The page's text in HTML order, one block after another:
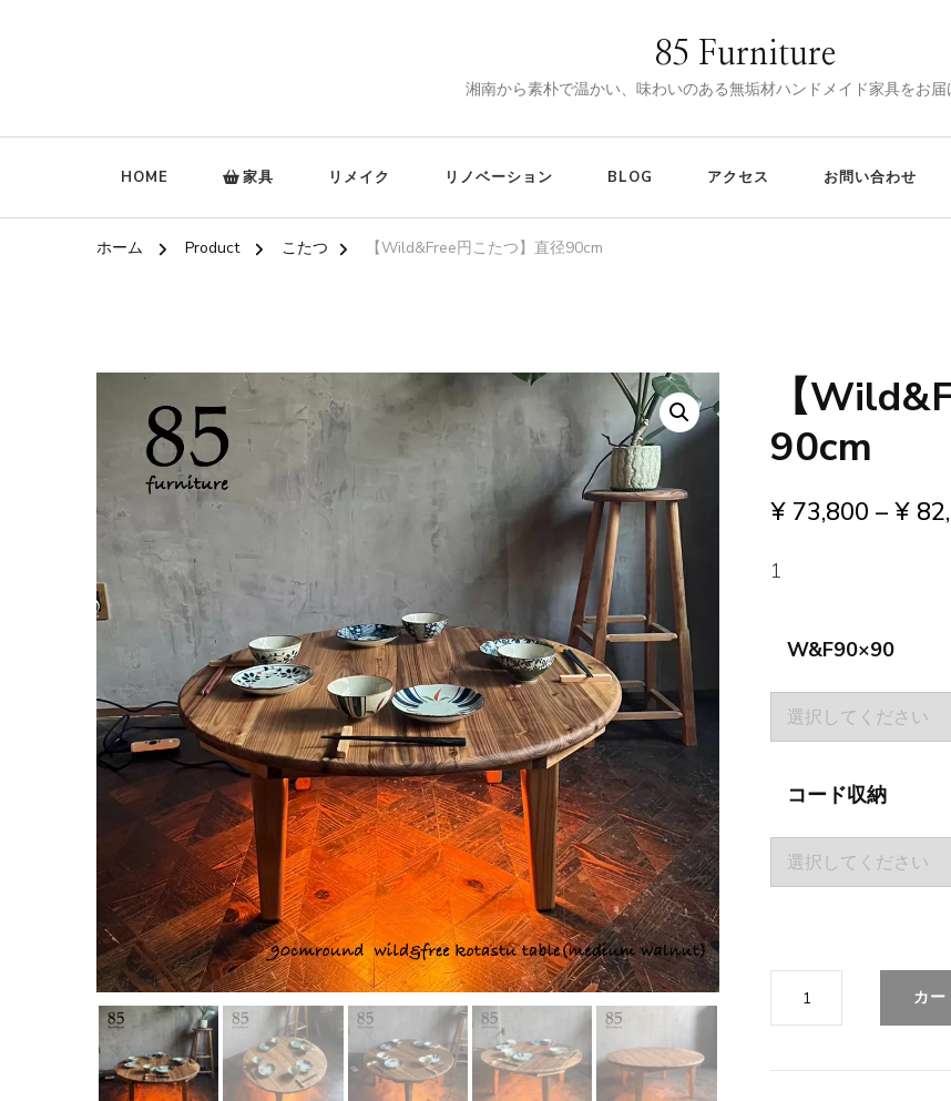
85 Furniture
湘南から素朴で温かい、味わいのある無垢材ハンドメイド家具をお届
HOME 家具 リメイク リノベーション BLOG アクセス お問い合わせ
ホーム Product こたつ 【Wild&Free円こたつ】直径90cm
🔍
【
90cm
¥ 73,800 –¥
1
W&F90×90
コード収納
【Wild&Free
円
カー